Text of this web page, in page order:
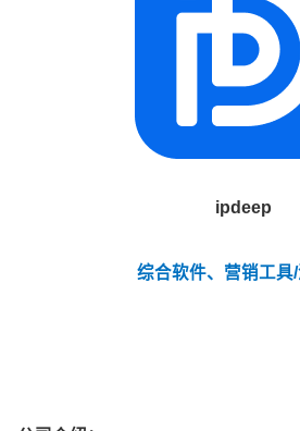
ipdeep
综合软件、营销工具